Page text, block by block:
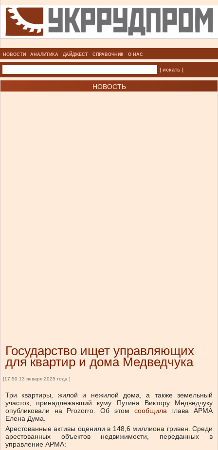
НОВОСТИ АНАЛИТИКА ДАЙДЖЕСТ СПРАВОЧНИК О НАС
| искать |
НОВОСТЬ
Государство ищет управляющих
для квартир и дома Медведчука
[17:50 13 января 2025 года ]
Три квартиры, жилой и нежилой дома, а также земельный
участок, принадлежавший куму Путина Виктору Медведчуку
опубликовали на Prozorro. Об этом сообщилаглава АРМА
Елена Дума.
Арестованные активы оценили в 148,6 миллиона гривен. Среди
арестованных объектов недвижимости, переданных в
управление АРМА: